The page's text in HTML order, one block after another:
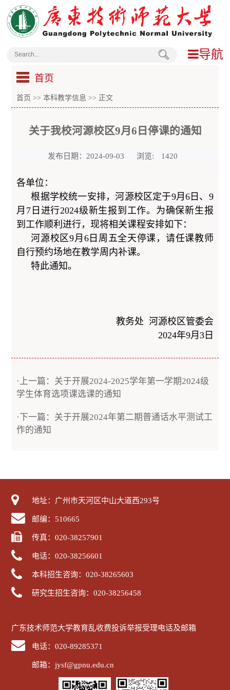
导航
首页
首页 >>本科教学信息 >> 正文
关于我校河源校区9月6日停课的通知
发布日期：2024-09-03 浏览: 1420
各单位：
根据学校统一安排，河源校区定于9月6日、9
月7日进行2024级新生报到工作。为确保新生报
到工作顺利进行，现将相关课程安排如下：
河源校区9月6日周五全天停课，请任课教师
自行预约场地在教学周内补课。
特此通知。
教务处 河源校区管委会
2024年9月3日
·上一篇：关于开展2024-2025学年第一学期2024级
学生体育选项课选课的通知
·下一篇：关于开展2024年第二期普通话水平测试工
作的通知
地址：广州市天河区中山大道西293号
邮编：510665
传真：020-38257901
电话：020-38256601
本科招生咨询：020-38265603
研究生招生咨询：020-38256458
广东技术师范大学教育乱收费投诉举报受理电话及邮箱
电话：020-89285371
邮箱：jysf@gpnu.edu.cn